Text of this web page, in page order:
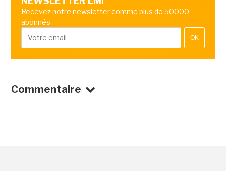
Recevez notre newsletter comme plus de 50000
abonnés
OK
Commentaire